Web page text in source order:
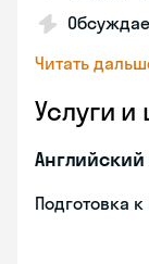
Читать
Услуги и
Подготовка к